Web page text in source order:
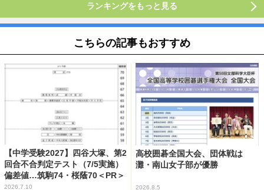
ランキングをもっと見る
こちらの記事もおすすめ
【中学受験2027】四谷大塚、第2
回合不合判定テスト（7/5実施）
偏差値…筑駒74・桜蔭70＜PR＞
2026.7.10
高校囲碁全国大会、団体戦は
灘・南山女子部が優勝
2026.8.5